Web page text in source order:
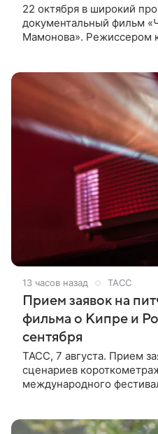
22 октября в широкий
документальный фильм
Мамонова». Режиссером
13 часов назад ТАСС
Прием заявок на
фильма о Кипре и
сентября
ТАСС, 7 августа. Прием
сценариев
международного